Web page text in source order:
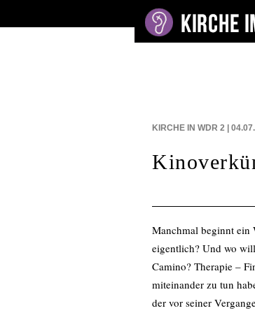
KIRCHE IN WDR 2 |
Manchmal beginnt ein
eigentlich? Und wo
Camino? Therapie –
miteinander zu tun
der vor seiner